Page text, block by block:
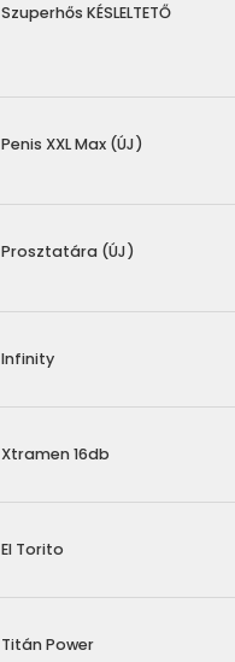
Szuperhős KÉSLELTETŐ
Penis XXL Max (ÚJ)
Prosztatára (ÚJ)
Infinity
Xtramen 16db
El Torito
Titán Power